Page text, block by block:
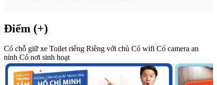
Điểm (+)
Có chỗ giữ xe Toilet riêng Riêng với chủ Có wifi Có camera an
ninh Có nơi sinh hoạt